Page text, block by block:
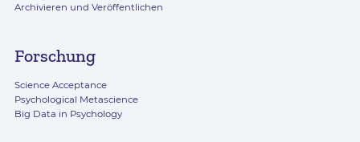
Archivieren und Veröffentlichen
Forschung
Science Acceptance
Psychological Metascience
Big Data in Psychology